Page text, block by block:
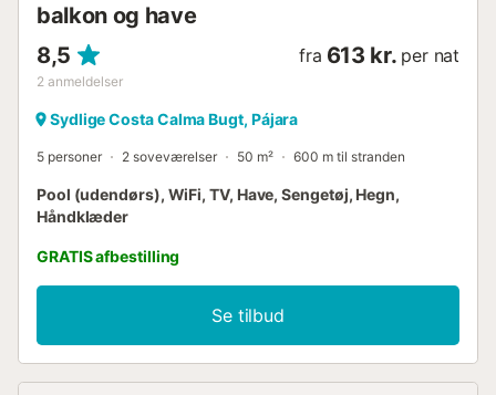
balkon og have
8,5
2 anmeldelser
fra 613 kr. per nat
Sydlige Costa Calma Bugt, Pájara
5 personer 2 soveværelser 50 m² 600 m til stranden
Pool (udendørs), WiFi, TV, Have, Sengetøj, Hegn,
Håndklæder
GRATIS afbestilling
Se tilbud